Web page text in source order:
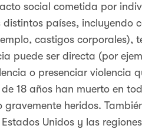
social cometida por
países, incluyendo
castigos corporales),
puede ser directa (por
o presenciar violencia
18 años han muerto en
heridos.
Unidos y las